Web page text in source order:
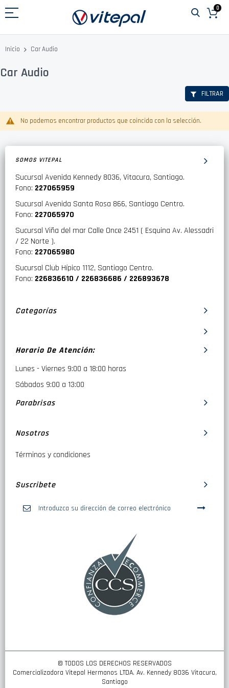
al
0
Inicio Car Audio
Car Audio
No podemos encontrar productos que coincida con la selección.
FILTRAR
SOMOS VITEPAL
Sucursal Avenida Kennedy 8036, Vitacura, Santiago.
Fono: 227065959
Sucursal Avenida Santa Rosa 866, Santiago Centro.
Fono: 227065970
Sucursal Viña del mar Calle Once 2451 ( Esquina Av. Alessadri
/ 22 Norte ).
Fono: 227065980
Sucursal Club Hípico 1112, Santiago Centro.
Fono: 226836610 / 226836686 / 226893678
Categorías
Horario De Atención:
Lunes - Viernes 9:00 a 18:00 horas
Sábados 9:00 a 13:00
Parabrisas
Nosotros
Términos y condiciones
Suscribete
© TODOS LOS DERECHOS RESERVADOS
Comercializadora Vitepal Hermanos LTDA. Av. Kennedy 8036 Vitacura,
Santiago